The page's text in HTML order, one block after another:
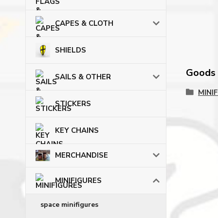
CAPES & CLOTH
SHIELDS
SAILS & OTHER
STICKERS
KEY CHAINS
MERCHANDISE
MINIFIGURES
space minifigures